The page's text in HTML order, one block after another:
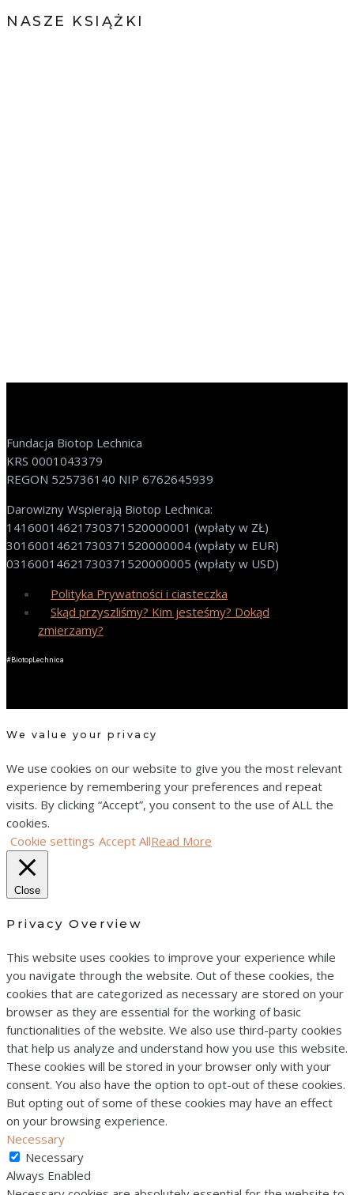
NASZE KSIĄŻKI
Fundacja Biotop Lechnica
KRS 0001043379
REGON 525736140 NIP 6762645939
Darowizny Wspierają Biotop Lechnica:
14160014621730371520000001 (wpłaty w ZŁ)
30160014621730371520000004 (wpłaty w EUR)
03160014621730371520000005 (wpłaty w USD)
Polityka Prywatności i ciasteczka
Skąd przyszliśmy? Kim jesteśmy? Dokąd
zmierzamy?
#BiotopLechnica
We value your privacy
We use cookies on our website to give you the most relevant
experience by remembering your preferences and repeat
visits. By clicking “Accept”, you consent to the use of ALL the
cookies.
Cookie settings Accept AllRead More
Close
Privacy Overview
This website uses cookies to improve your experience while
you navigate through the website. Out of these cookies, the
cookies that are categorized as necessary are stored on your
browser as they are essential for the working of basic
functionalities of the website. We also use third-party cookies
that help us analyze and understand how you use this website.
These cookies will be stored in your browser only with your
consent. You also have the option to opt-out of these cookies.
But opting out of some of these cookies may have an effect
on your browsing experience.
Necessary
Necessary
Always Enabled